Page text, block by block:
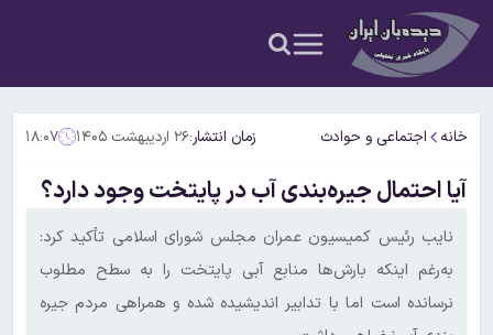
خانه اجتماعی و حوادث زمان انتشار:۲۶ اردیبهشت ۱۴۰۵ ۱۸:۰۷
آیا احتمال جیره‌بندی آب در پایتخت وجود دارد؟
نایب رئیس کمیسیون عمران مجلس شورای اسلامی تأکید کرد:
به‌رغم اینکه بارش‌ها منابع آبی پایتخت را به سطح مطلوب
نرسانده است اما با تدابیر اندیشیده شده و همراهی مردم جیره